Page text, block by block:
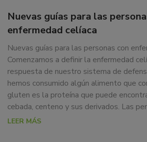
Nuevas guías para las
enfermedad celíaca
Nuevas guías para las personas con
Comenzamos a definir la enfermedad
respuesta de nuestro sistema de
hemos consumido algún alimento que
gluten es la proteína que puede
cebada, centeno y sus derivados. Las
LEER MÁS